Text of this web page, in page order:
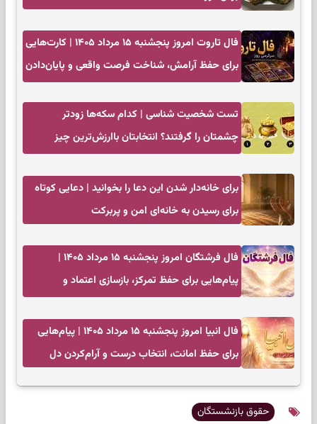
فال تاروت امروز پنجشنبه ۱۵ مرداد ۱۴۰۵ | کارت‌هایی
برای حفظ آرامش، شناخت فرصت واقعی و پایان‌دادن
تست شخصیت شناسی | کدام سکه‌ها زودتر
چشمتان را گرفتند؟ انتخابتان باارزش‌ترین چیز
برای خانه‌دار شدن این دعا را بخوانید | دعایی کوتاه
برای رسیدن به خانه‌ای امن و پربرکت
فال فرشتگان امروز پنجشنبه ۱۵ مرداد ۱۴۰۵ |
پیام‌هایی برای حفظ تمرکز، بازسازی اعتماد و
فال انبیا امروز پنجشنبه ۱۵ مرداد ۱۴۰۵ | پیام‌هایی
برای حفظ امانت، انتخاب درست و آرام‌کردن دل
حقوق بازنشستگان